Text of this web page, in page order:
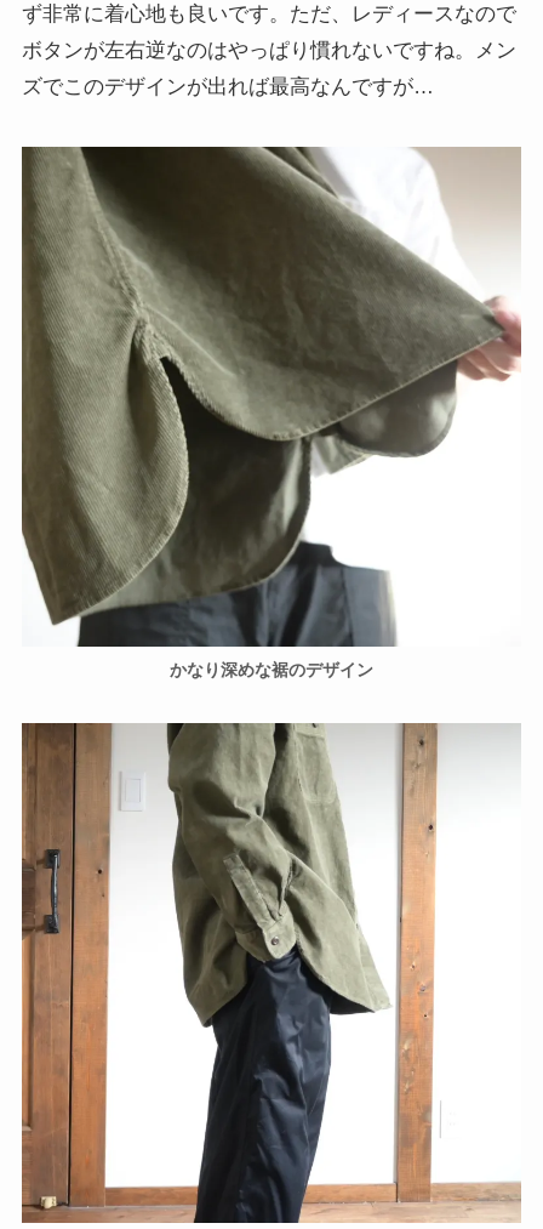
ず非常に着心地も良いです。ただ、レディースなので
ボタンが左右逆なのはやっぱり慣れないですね。メン
ズでこのデザインが出れば最高なんですが…
かなり深めな裾のデザイン